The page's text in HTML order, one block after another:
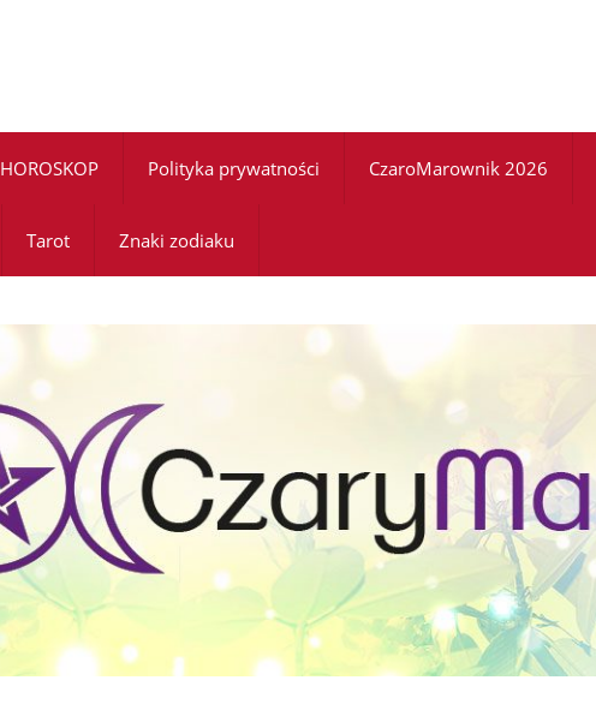
HOROSKOP Polityka prywatności CzaroMarownik 2026
Tarot Znaki zodiaku